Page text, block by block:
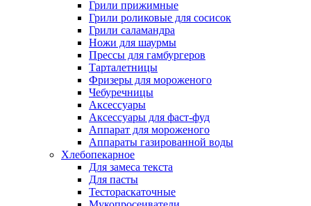
Грили прижимные
Грили роликовые для сосисок
Грили саламандра
Ножи для шаурмы
Прессы для гамбургеров
Тарталетницы
Фризеры для мороженого
Чебуречницы
Аксессуары
Аксессуары для фаст-фуд
Аппарат для мороженого
Аппараты газированной воды
Хлебопекарное
Для замеса текста
Для пасты
Тестораскаточные